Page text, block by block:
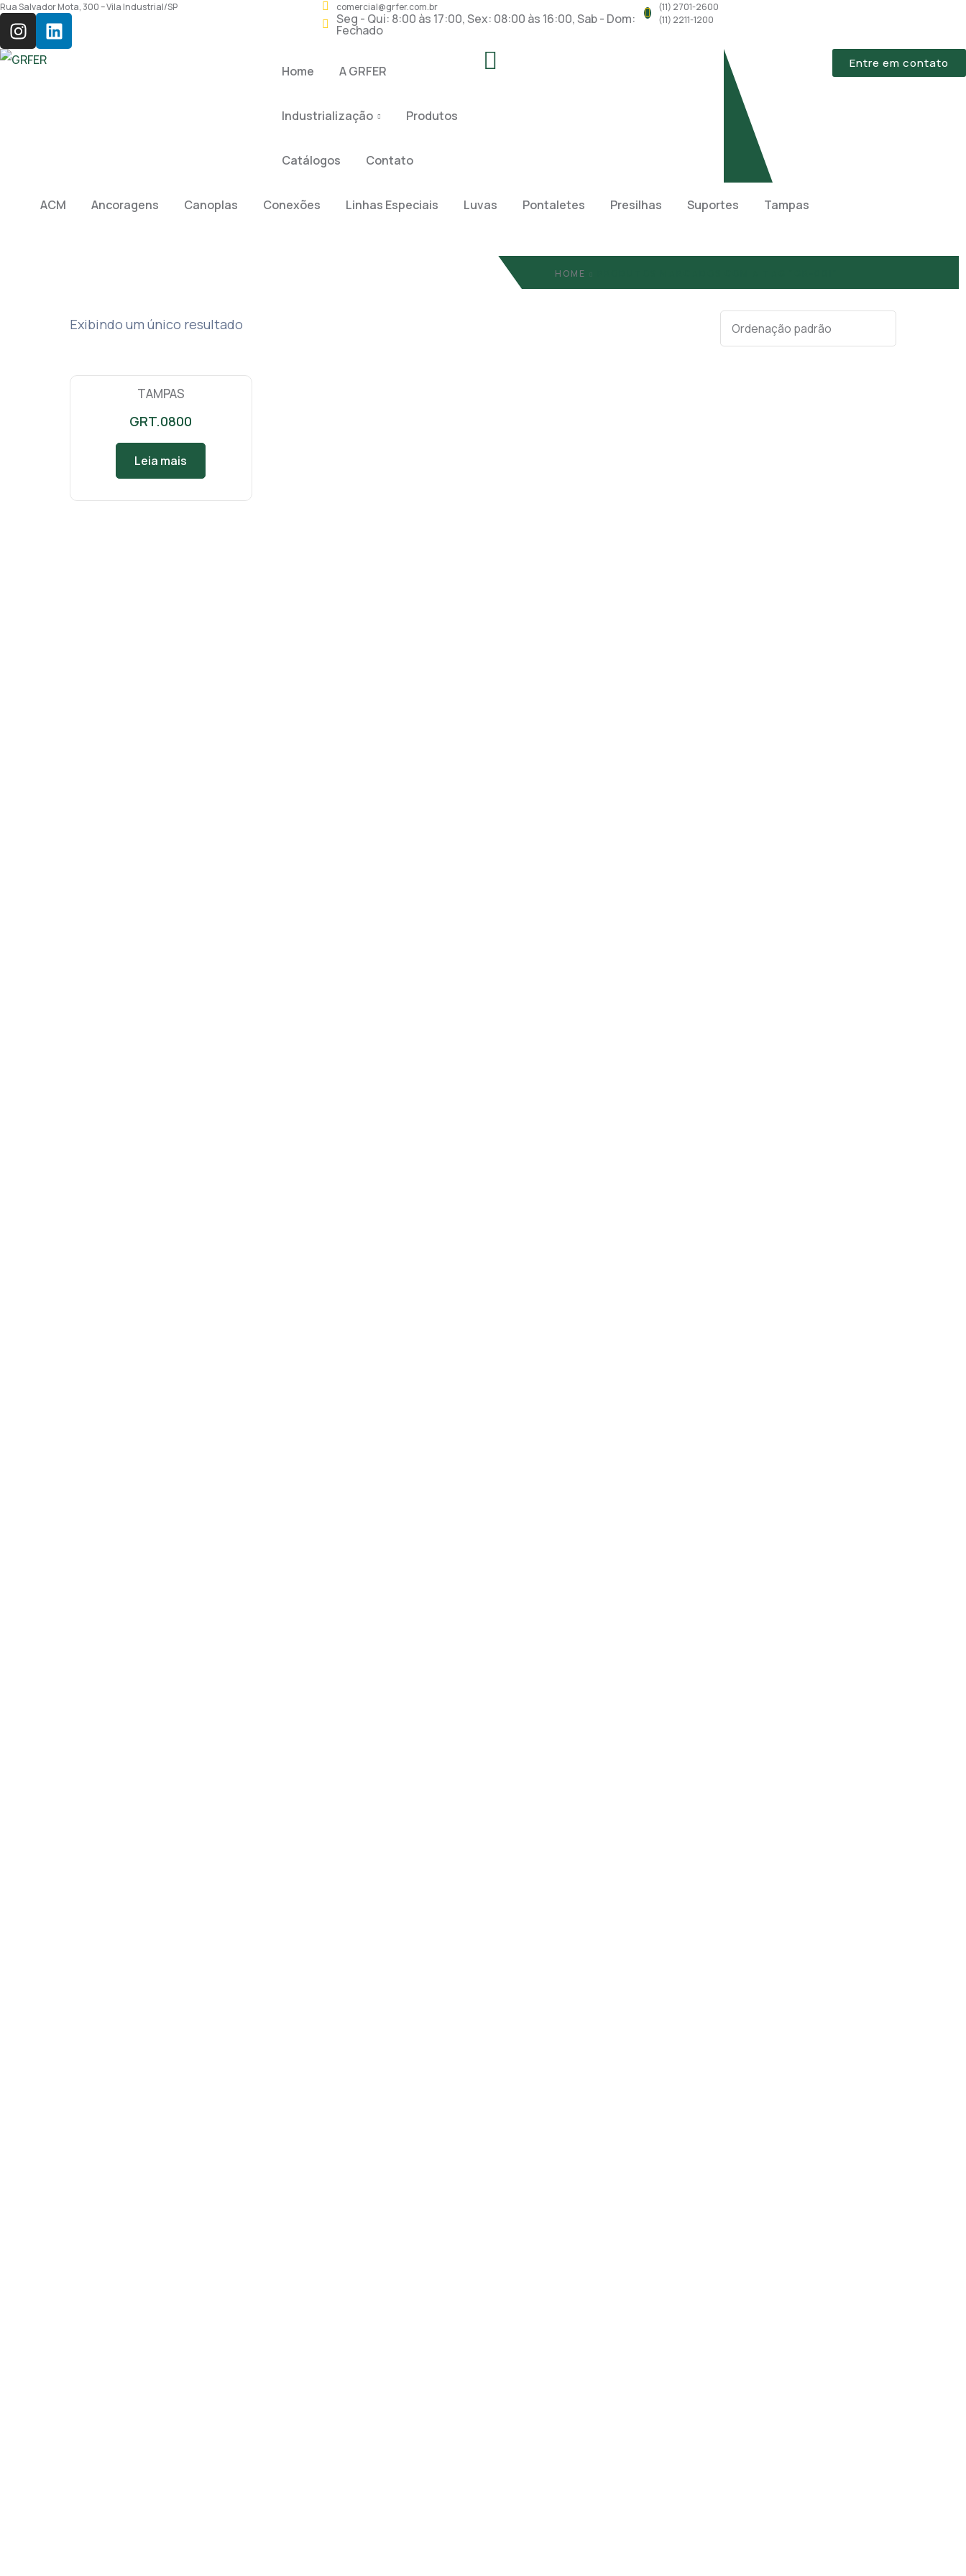
Rua Salvador Mota, 300 – Vila Industrial/SP comercial@grfer.com.br
Seg - Qui: 8:00 às 17:00, Sex: 08:00 às 16:00, Sab - Dom:
Fechado
(11) 2701-2600
(11) 2211-1200
Home A GRFER
Industrialização Produtos
Catálogos Contato
Entre em contato
ACM Ancoragens Canoplas Conexões Linhas Especiais Luvas Pontaletes Presilhas Suportes Tampas
HOME
Exibindo um único resultado
TAMPAS
GRT.0800
Leia mais